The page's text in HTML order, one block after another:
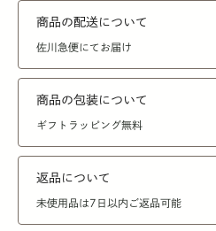
商品の配送について
佐川急便にてお届け
商品の包装について
ギフトラッピング無料
返品について
未使用品は7日以内ご返品可能